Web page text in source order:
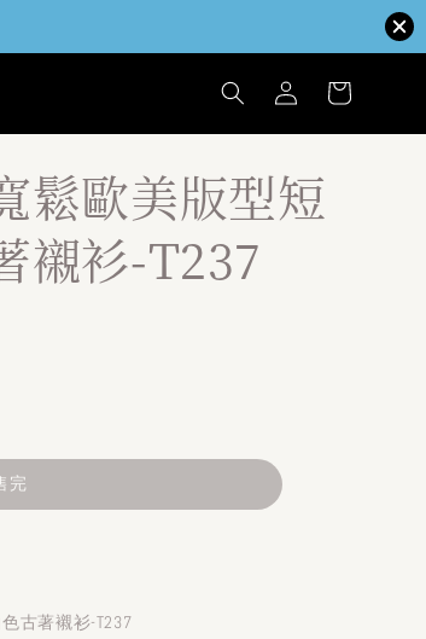
鬆歐美版型短
襯衫-T237
完
古著襯衫-T237